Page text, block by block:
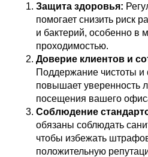
Защита здоровья:
помогает снизить риск
и бактерий, особенно в
проходимостью.
Доверие клиентов и
Поддержание чистоты и
повышает уверенность
посещения вашего
Соблюдение
обязаны соблюдать
чтобы избежать
положительную